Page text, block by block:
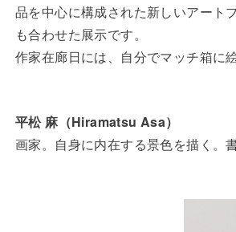
品を中心に構成された新しいアート
も合わせた展示です。
作家在廊日には、自分でマッチ箱に
平松 麻（Hiramatsu Asa）
画家。自身に内在する景色を描く。